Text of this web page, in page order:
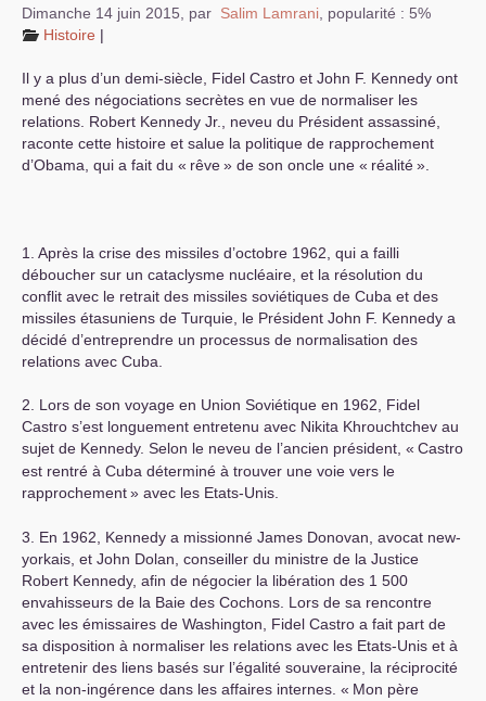
Dimanche 14 juin 2015 par Salim Lamrani popularité : 5%
Histoire |
Il y a plus d’un demi-siècle, Fidel Castro et John F. Kennedy ont
mené des négociations secrètes en vue de normaliser les
relations. Robert Kennedy Jr., neveu du Président assassiné,
raconte cette histoire et salue la politique de rapprochement
d’Obama, qui a fait du « rêve» de son oncle une « réalité».
1. Après la crise des missiles d’octobre 1962, qui a failli
déboucher sur un cataclysme nucléaire, et la résolution du
conflit avec le retrait des missiles soviétiques de Cuba et des
missiles étasuniens de Turquie, le Président John F. Kennedy a
décidé d’entreprendre un processus de normalisation des
relations avec Cuba.
2. Lors de son voyage en Union Soviétique en 1962, Fidel
Castro s’est longuement entretenu avec Nikita Khrouchtchev au
sujet de Kennedy. Selon le neveu de l’ancien président, « Castro
est rentré à Cuba déterminé à trouver une voie vers le
rapprochement» avec les Etats-Unis.
3. En 1962, Kennedy a missionné James Donovan, avocat new-
yorkais, et John Dolan, conseiller du ministre de la Justice
Robert Kennedy, afin de négocier la libération des 1 500
envahisseurs de la Baie des Cochons. Lors de sa rencontre
avec les émissaires de Washington, Fidel Castro a fait part de
sa disposition à normaliser les relations avec les Etats-Unis et à
entretenir des liens basés sur l’égalité souveraine, la réciprocité
et la non-ingérence dans les affaires internes. « Mon père